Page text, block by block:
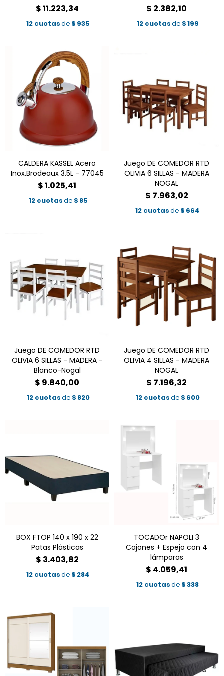
$11.223,34
12 cuotasde $ 935
$ 2.382,10
12 cuotasde $199
CALDERA KASSEL Acero
Inox.Brodeaux 3.5L - 77045
$1.025,41
12 cuotasde $ 85
Juego DE COMEDOR RTD
OLIVIA 6 SILLAS - MADERA
NOGAL
$ 7.963,02
12 cuotasde $ 664
Juego DE COMEDOR RTD
OLIVIA 6 SILLAS - MADERA -
Blanco-Nogal
$ 9.840,00
12 cuotasde $ 820
Juego DE COMEDOR RTD
OLIVIA 4 SILLAS - MADERA
NOGAL
$ 7.196,32
12 cuotasde $ 600
BOX FTOP 140 x 190 x 22
Patas Plásticas
$ 3.403,82
12 cuotasde $ 284
TOCADOr NAPOLI 3
Cajones + Espejo con 4
lámparas
$ 4.059,41
12 cuotasde $338